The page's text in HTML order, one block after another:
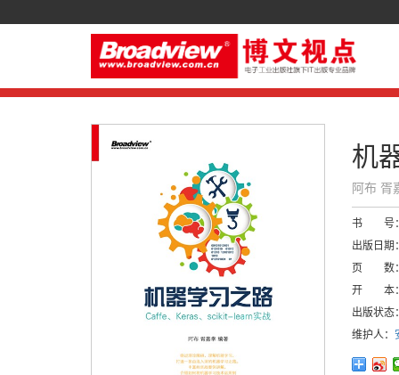
机
阿布
书 号：
出版日期：
页 数：
开 本：
出版状态：
维护人：